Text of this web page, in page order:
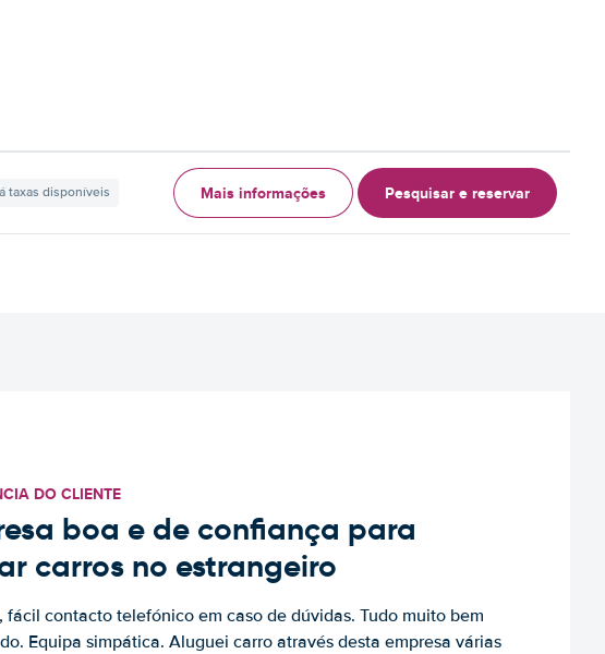
taxas disponíveis Mais informações Pesquisar e reservar
DO CLIENTE
boa e de confiança para
carros no estrangeiro
fácil contacto telefónico em caso de dúvidas. Tudo muito bem
Equipa simpática. Aluguei carro através desta empresa várias